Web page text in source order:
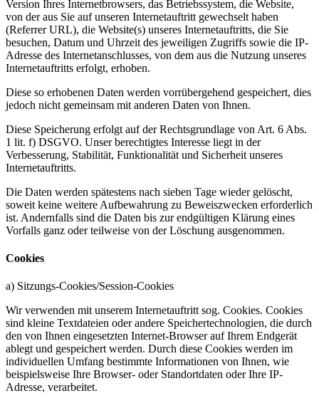
Version Ihres Internetbrowsers, das Betriebssystem, die Website,
von der aus Sie auf unseren Internetauftritt gewechselt haben
(Referrer URL), die Website(s) unseres Internetauftritts, die Sie
besuchen, Datum und Uhrzeit des jeweiligen Zugriffs sowie die IP-
Adresse des Internetanschlusses, von dem aus die Nutzung unseres
Internetauftritts erfolgt, erhoben.
Diese so erhobenen Daten werden vorrübergehend gespeichert, dies
jedoch nicht gemeinsam mit anderen Daten von Ihnen.
Diese Speicherung erfolgt auf der Rechtsgrundlage von Art. 6 Abs.
1 lit. f) DSGVO. Unser berechtigtes Interesse liegt in der
Verbesserung, Stabilität, Funktionalität und Sicherheit unseres
Internetauftritts.
Die Daten werden spätestens nach sieben Tage wieder gelöscht,
soweit keine weitere Aufbewahrung zu Beweiszwecken erforderlich
ist. Andernfalls sind die Daten bis zur endgültigen Klärung eines
Vorfalls ganz oder teilweise von der Löschung ausgenommen.
Cookies
a) Sitzungs-Cookies/Session-Cookies
Wir verwenden mit unserem Internetauftritt sog. Cookies. Cookies
sind kleine Textdateien oder andere Speichertechnologien, die durch
den von Ihnen eingesetzten Internet-Browser auf Ihrem Endgerät
ablegt und gespeichert werden. Durch diese Cookies werden im
individuellen Umfang bestimmte Informationen von Ihnen, wie
beispielsweise Ihre Browser- oder Standortdaten oder Ihre IP-
Adresse, verarbeitet.